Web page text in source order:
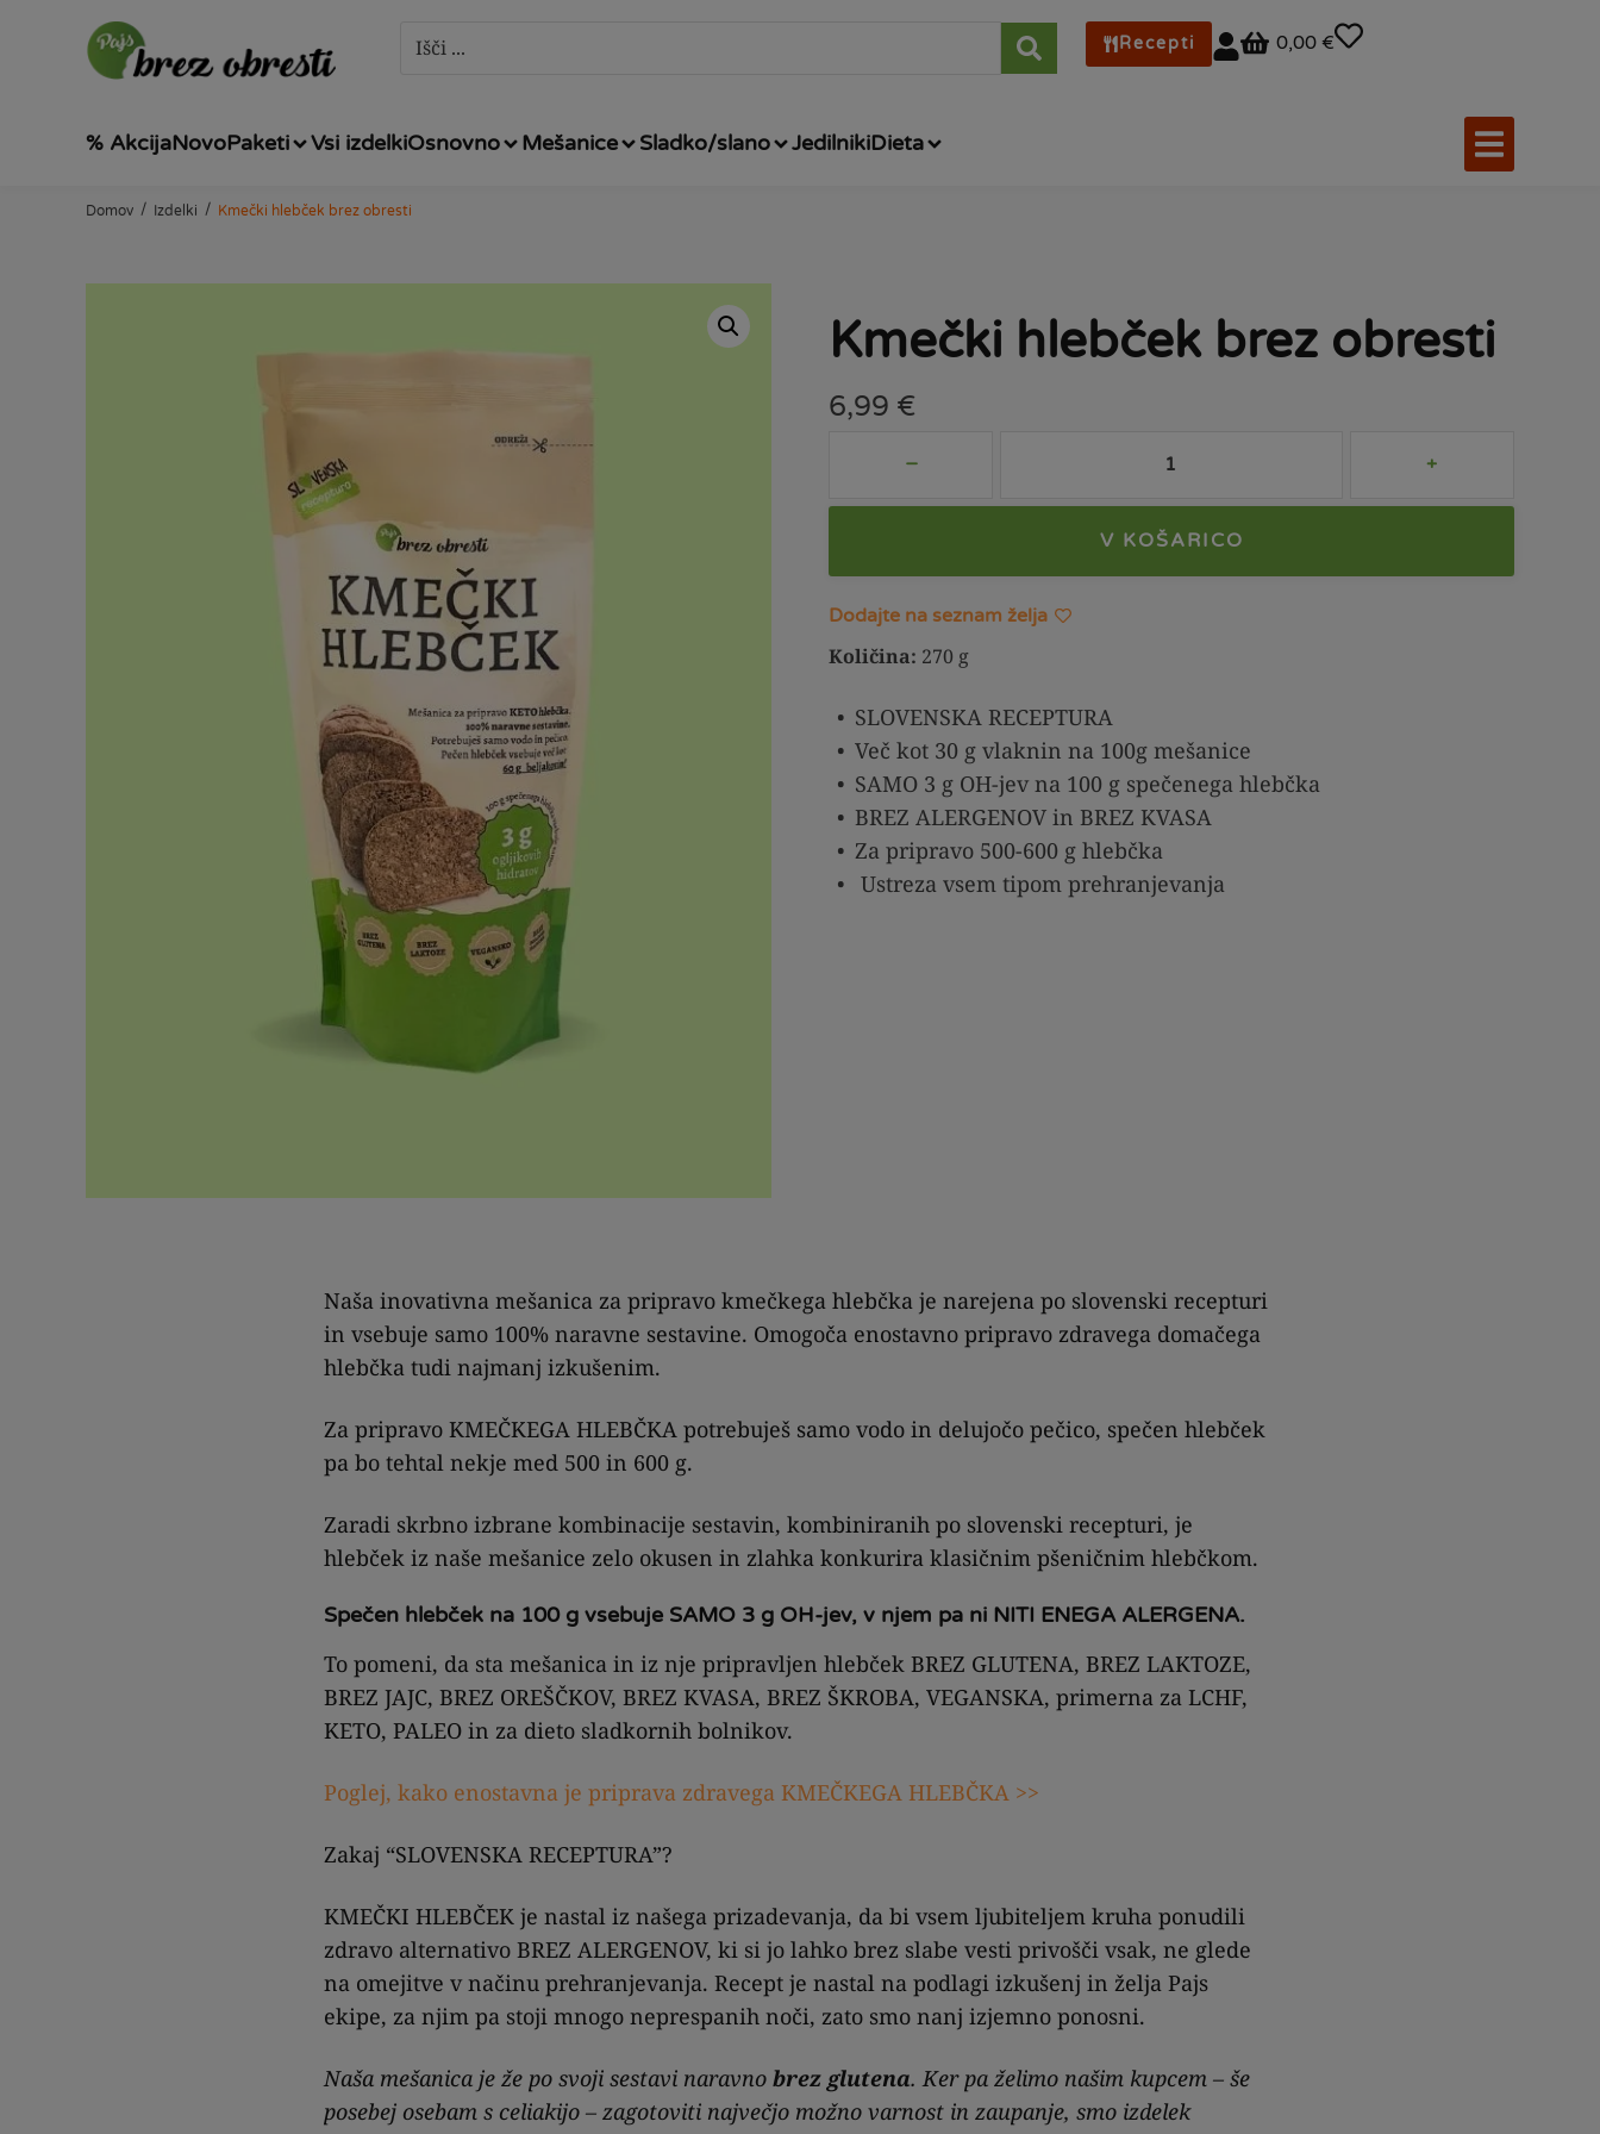
Recepti 0,00 €
% AkcijaNovoPaketi Vsi izdelkiOsnovno Mešanice Sladko/slano JedilnikiDieta
Domov / Izdelki / Kmečki hlebček brez obresti
Kmečki hlebček brez obresti
6,99 €
V KOŠARICO
Dodajte na seznam želja
Količina: 270 g
SLOVENSKA RECEPTURA
Več kot 30 g vlaknin na 100g mešanice
SAMO 3 g OH-jev na 100 g spečenega hlebčka
BREZ ALERGENOV in BREZ KVASA
Za pripravo 500-600 g hlebčka
Ustreza vsem tipom prehranjevanja
Naša inovativna mešanica za pripravo kmečkega hlebčka je narejena po slovenski recepturi
in vsebuje samo 100% naravne sestavine. Omogoča enostavno pripravo zdravega domačega
hlebčka tudi najmanj izkušenim.
Za pripravo KMEČKEGA HLEBČKA potrebuješ samo vodo in delujočo pečico, spečen hlebček
pa bo tehtal nekje med 500 in 600 g.
Zaradi skrbno izbrane kombinacije sestavin, kombiniranih po slovenski recepturi, je
hlebček iz naše mešanice zelo okusen in zlahka konkurira klasičnim pšeničnim hlebčkom.
Spečen hlebček na 100 g vsebuje SAMO 3 g OH-jev, v njem pa ni NITI ENEGA ALERGENA.
To pomeni, da sta mešanica in iz nje pripravljen hlebček BREZ GLUTENA, BREZ LAKTOZE,
BREZ JAJC, BREZ OREŠČKOV, BREZ KVASA, BREZ ŠKROBA, VEGANSKA, primerna za LCHF,
KETO, PALEO in za dieto sladkornih bolnikov.
Poglej, kako enostavna je priprava zdravega KMEČKEGA HLEBČKA >>
Zakaj “SLOVENSKA RECEPTURA”?
KMEČKI HLEBČEK je nastal iz našega prizadevanja, da bi vsem ljubiteljem kruha ponudili
zdravo alternativo BREZ ALERGENOV, ki si jo lahko brez slabe vesti privošči vsak, ne glede
na omejitve v načinu prehranjevanja. Recept je nastal na podlagi izkušenj in želja Pajs
ekipe, za njim pa stoji mnogo neprespanih noči, zato smo nanj izjemno ponosni.
Naša mešanica je že po svoji sestavi naravno brez glutena. Ker pa želimo našim kupcem – še
posebej osebam s celiakijo – zagotoviti največjo možno varnost in zaupanje, smo izdelek